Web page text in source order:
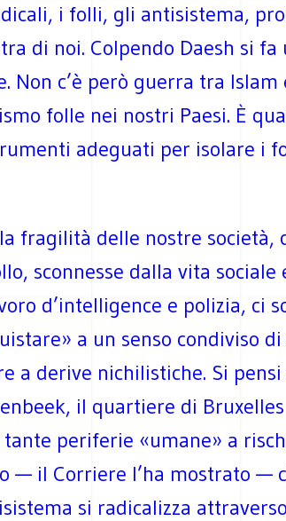
i folli, gli antisistema,
di noi. Colpendo Daesh si fa
Non c’è però guerra tra Islam
folle nei nostri Paesi. È
adeguati per isolare i
fragilità delle nostre società,
sconnesse dalla vita sociale
d’intelligence e polizia, ci
a un senso condiviso
a derive nichilistiche. Si pensi
il quartiere di
periferie «umane» a
— il Corriere l’ha mostrato —
si radicalizza